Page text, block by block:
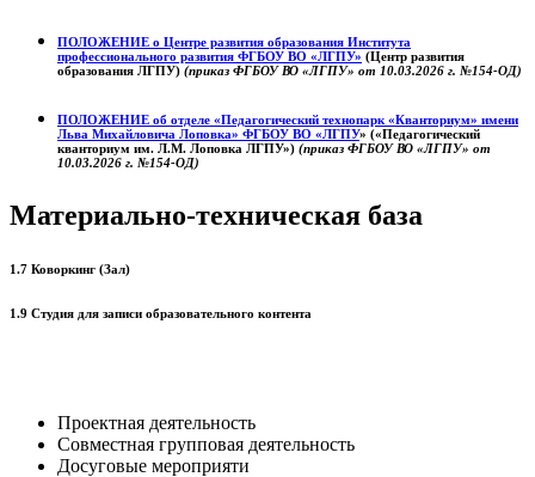
ПОЛОЖЕНИЕ о Центре развития образования Института
профессионального развития ФГБОУ ВО «ЛГПУ» (Центр развития
образования ЛГПУ) (приказ ФГБОУ ВО «ЛГПУ» от 10.03.2026 г. №154-ОД)
ПОЛОЖЕНИЕ об отделе «Педагогический технопарк «Кванториум» имени
Льва Михайловича Лоповка» ФГБОУ ВО «ЛГПУ» («Педагогический
кванториум им. Л.М. Лоповка ЛГПУ») (приказ ФГБОУ ВО «ЛГПУ» от
10.03.2026 г. №154-ОД)
Материально-техническая база
1.7 Коворкинг (Зал)
1.9 Студия для записи образовательного контента
Проектная деятельность
Совместная групповая деятельность
Досуговые мероприяти